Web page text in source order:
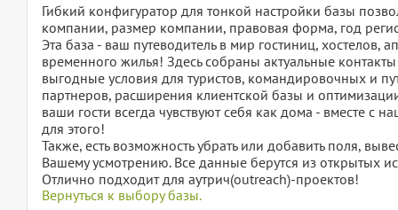
Гибкий конфигуратор для тонкой настройки базы
компании, размер компании, правовая форма, год
Эта база - ваш путеводитель в мир гостиниц, хостелов,
временного жилья! Здесь собраны актуальные
выгодные условия для туристов, командировочных и
партнеров, расширения клиентской базы и
ваши гости всегда чувствуют себя как дома - вместе
для этого!
Также, есть возможность убрать или добавить поля,
Вашему усмотрению. Все данные берутся из открытых
Отлично подходит для аутрич(outreach)-проектов!
Вернуться к выбору базы.